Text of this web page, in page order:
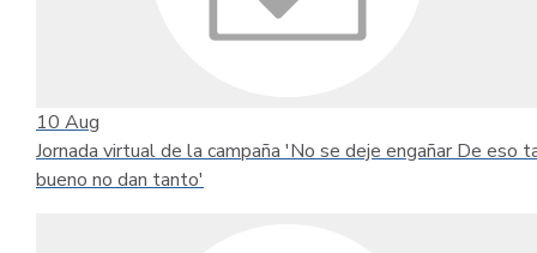
10 Aug
Jornada virtual de la campaña 'No se deje engañar De eso
bueno no dan tanto'